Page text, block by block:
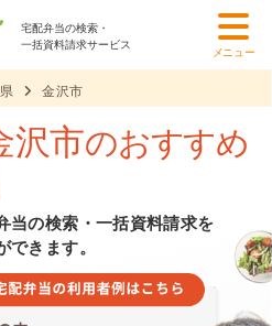
宅配弁当の検索・
一括資料請求サービス
メニュー
金沢市
沢市のおすすめ
当の検索・一括資料請求を
できます。